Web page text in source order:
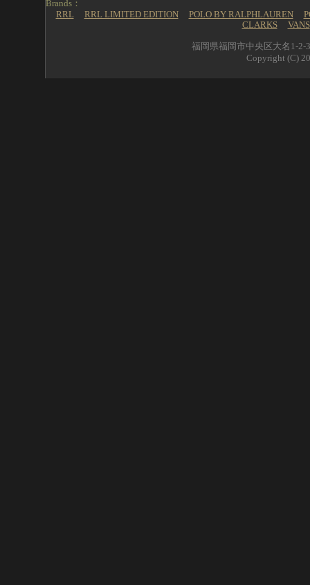
Brands：
RRL
RRL LIMITED EDITION POLO BY RALPHLAUREN
CLARKS
VANS
福岡県福岡市中央区大名1-2-
Copyright (C)